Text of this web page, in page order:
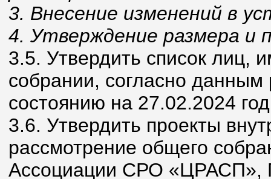
3. Внесение изменений в
4. Утверждение размера и
3.5. Утвердить список
собрании, согласно
состоянию на 27.02.2024
3.6. Утвердить проекты
рассмотрение общего
Ассоциации СРО «ЦРАСП»,